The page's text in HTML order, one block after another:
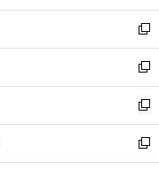
開
く
ウ
で
開
く
ン
ド
ウ
で
開
く
ウ
ィ
ン
ド
ウ
で
開
く
新
し
い
ウ
ィ
ン
ド
ウ
新
し
い
ウ
ィ
ン
新
し
い
ウ
新
し